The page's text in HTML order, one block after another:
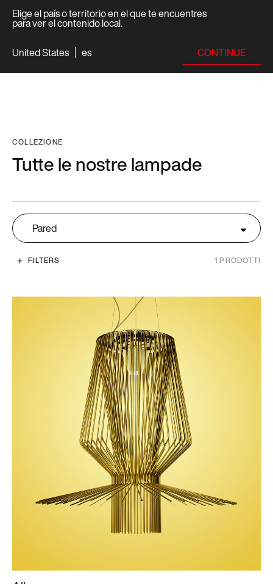
Elige el país o territorio en el que te encuentres
para ver el contenido local.
United States
es CONTINUE
COLLEZIONE
Tutte le nostre lampade
Pared
FILTERS 1 PRODOTTI